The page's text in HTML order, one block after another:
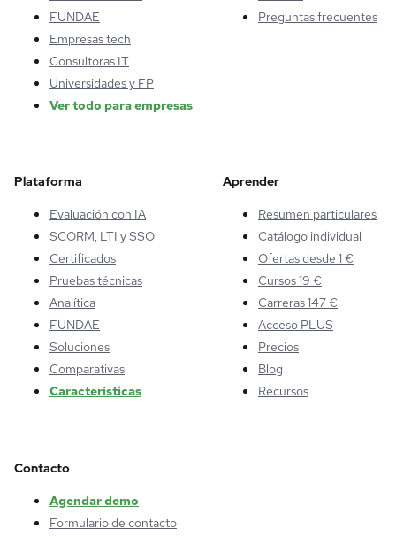
FUNDAE
Empresas tech
Consultoras IT
Universidades y FP
Ver todo para empresas
Preguntas frecuentes
Plataforma
Evaluación con IA
SCORM, LTI y SSO
Certificados
Pruebas técnicas
Analítica
FUNDAE
Soluciones
Comparativas
Características
Aprender
Resumen particulares
Catálogo individual
Ofertas desde 1 €
Cursos 19 €
Carreras 147 €
Acceso PLUS
Precios
Blog
Recursos
Contacto
Agendar demo
Formulario de contacto